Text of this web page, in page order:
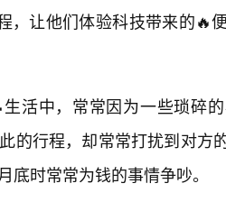
，让他们体验科技带来的🔥
活中，常常因为一些琐碎
的行程，却常常打扰到对方
底时常常为钱的事情争吵。